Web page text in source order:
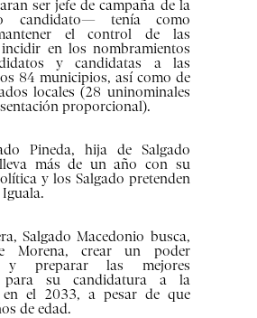
ser jefe de campaña de la
candidato— tenía como
el control de las
incidir en los nombramientos
y candidatas a las
84 municipios, así como de
locales (28 uninominales
proporcional).
Pineda, hija de Salgado
más de un año con su
y los Salgado pretenden
Salgado Macedonio busca,
Morena, crear un poder
y preparar las mejores
para su candidatura a la
en el 2033, a pesar de que
de edad.